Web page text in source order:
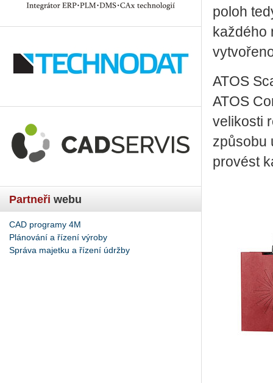
Partneři webu
CAD programy 4M
Plánování a řízení výroby
Správa majetku a řízení údržby
poloh
každého
ATOS
ATOS
velikosti
způsobu
provést